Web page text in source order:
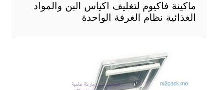
ماكينة فاكيوم لتغليف اكياس البن والمواد
الغذائية نظام الغرفة الواحدة